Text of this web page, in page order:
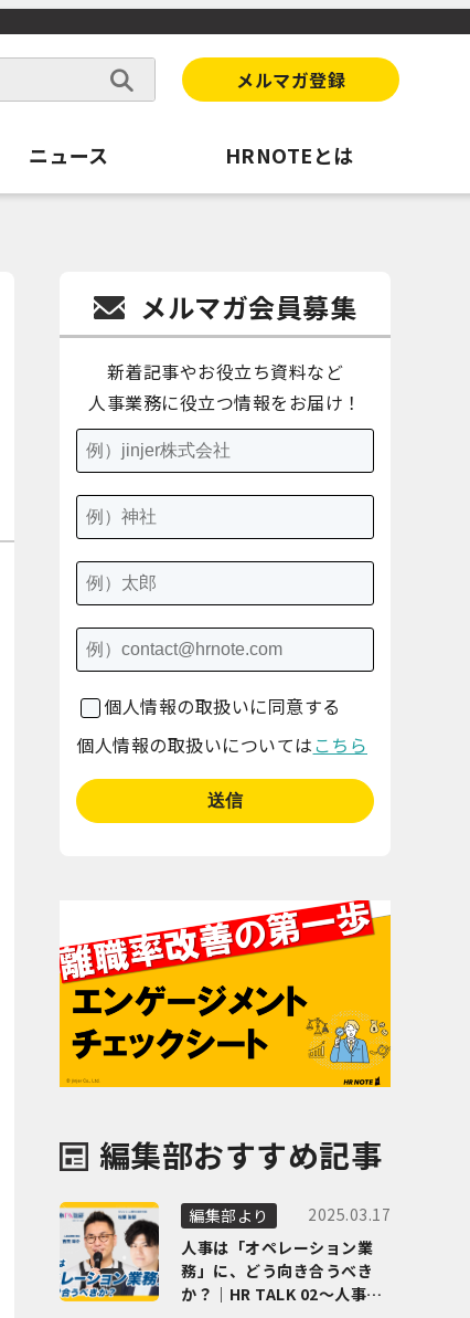
メルマガ登録
ニュース HRNOTEとは
メルマガ会員募集
新着記事やお役立ち資料など
人事業務に役立つ情報をお届け！
個人情報の取扱いに同意する
個人情報の取扱いについては こちら
編集部おすすめ記事
編集部より
2025.03.17
人事は「オペレーション業
務」に、どう向き合うべき
か？｜HR TALK 02～人事DX